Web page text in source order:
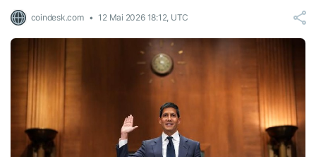
coindesk.com 12 Mai 2026 18:12, UTC